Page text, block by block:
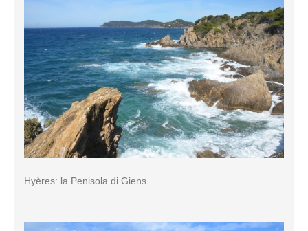
Hyères: la Penisola di Giens